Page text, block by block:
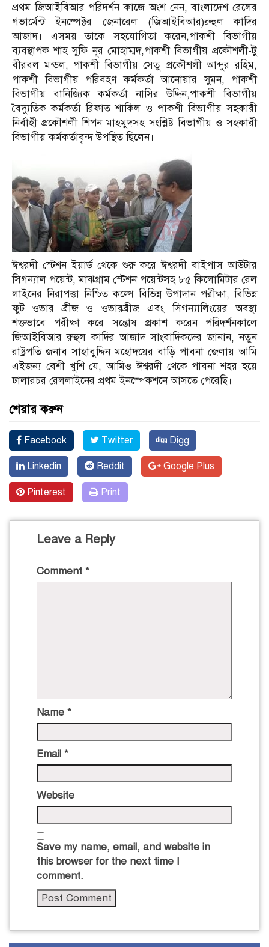
প্রথম জিআইবিআর পরিদর্শন কাজে অংশ নেন, বাংলাদেশ রেলের
গভার্মেন্ট ইনস্পেক্টর জেনারেল (জিআইবিআর)রুহুল কাদির
আজাদ। এসময় তাকে সহযোগিতা করেন,পাকশী বিভাগীয়
ব্যবস্থাপক শাহ সুফি নূর মোহাম্মদ,পাকশী বিভাগীয় প্রকৌশলী-টু
বীরবল মন্ডল, পাকশী বিভাগীয় সেতু প্রকৌশলী আব্দুর রহিম,
পাকশী বিভাগীয় পরিবহণ কর্মকর্তা আনোয়ার সুমন, পাকশী
বিভাগীয় বানিজ্যিক কর্মকর্তা নাসির উদ্দিন,পাকশী বিভাগীয়
বৈদ্যুতিক কর্মকর্তা রিফাত শাকিল ও পাকশী বিভাগীয় সহকারী
নির্বাহী প্রকৌশলী শিপন মাহমুদসহ সংশ্লিষ্ট বিভাগীয় ও সহকারী
বিভাগীয় কর্মকর্তাবৃন্দ উপস্থিত ছিলেন।
ঈশ্বরদী স্টেশন ইয়ার্ড থেকে শুরু করে ঈশ্বরদী বাইপাস আউটার
সিগন্যাল পয়েন্ট, মাঝগ্রাম স্টেশন পয়েন্টসহ ৮৫ কিলোমিটার রেল
লাইনের নিরাপত্তা নিশ্চিত কল্পে বিভিন্ন উপাদান পরীক্ষা, বিভিন্ন
ফুট ওভার ব্রীজ ও ওভারব্রীজ এবং সিগন্যালিংয়ের অবস্থা
শক্তভাবে পরীক্ষা করে সন্তোষ প্রকাশ করেন পরিদর্শনকালে
জিআইবিআর রুহুল কাদির আজাদ সাংবাদিকদের জানান, নতুন
রাষ্ট্রপতি জনাব সাহাবুদ্দিন মহোদয়ের বাড়ি পাবনা জেলায় আমি
এইজন্য বেশী খুশি যে, আমিও ঈশ্বরদী থেকে পাবনা শহর হয়ে
ঢালারচর রেললাইনের প্রথম ইনস্পেকশনে আসতে পেরেছি।
শেয়ার করুন
Facebook Twitter Digg
Linkedin Reddit Google Plus
Pinterest Print
Leave a Reply
Comment *
Name *
Email *
Website
Save my name, email, and website in
this browser for the next time I
comment.